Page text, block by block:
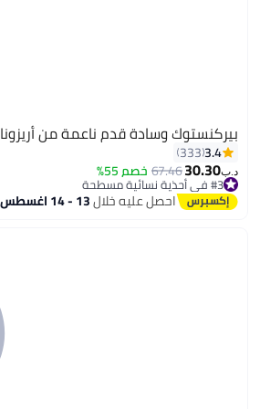
16
بيركنستوك وسادة قدم ناعمة من أريزونا
3.4
333
د.ب‏30.30
67.46خصم 55%
#3 في أحذية نسائية مسطحة
#3 في أحذية نسائية مسطحة احصل عليه خلال13 - 14 اغسطس